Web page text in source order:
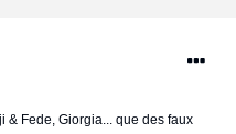
& Fede, Giorgia... que des faux